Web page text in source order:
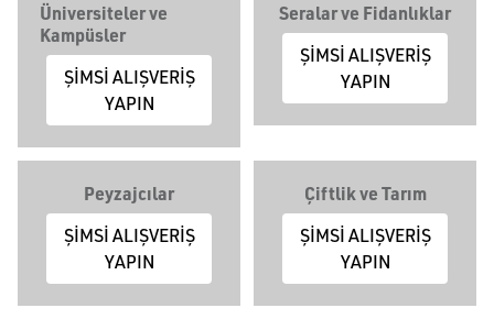
Üniversiteler ve
Kampüsler
ŞİMSİ ALIŞVERİŞ
YAPIN
Seralar ve Fidanlıklar
ŞİMSİ ALIŞVERİŞ
YAPIN
Peyzajcılar
ŞİMSİ ALIŞVERİŞ
YAPIN
Çiftlik ve Tarım
ŞİMSİ ALIŞVERİŞ
YAPIN